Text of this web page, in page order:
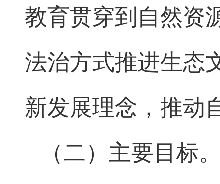
教育贯穿到自然资
法治方式推进生态
新发展理念，推动
（二）主要目标